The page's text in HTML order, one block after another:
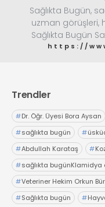
Sağlıkta Bugün,
uzman görüşleri,
Sağlıkta Bugün
https://
Trendler
#Dr. Öğr. Üyesi Bora Aysan
#sağlıkta bugün #
#Abdullah Karataş #
#sağlıkta bugünKlamidya
#Veteriner Hekim Orkun
#Sağlıkta bugün #